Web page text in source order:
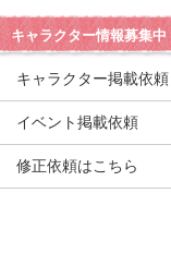
キャラクター情報募集中
キャラクター掲載依頼
イベント掲載依頼
修正依頼はこちら